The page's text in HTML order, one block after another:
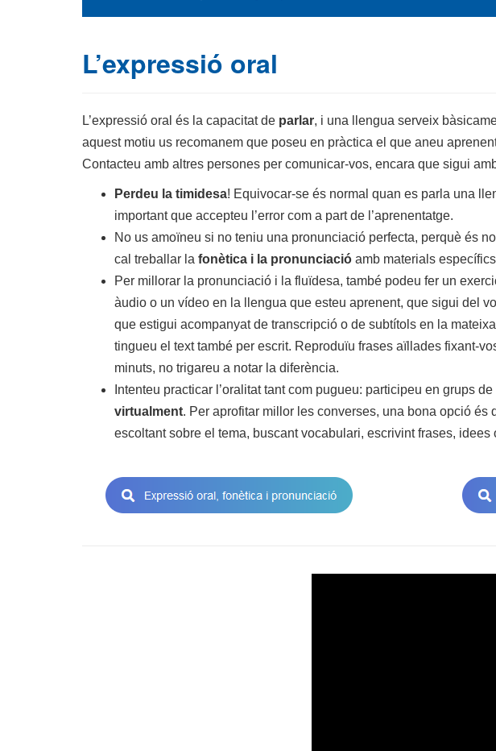
L’expressió oral
L’expressió oral és la capacitat de parlar, i una llengua serveix
aquest motiu us recomanem que poseu en pràctica el que aneu
Contacteu amb altres persones per comunicar-vos, encara que sigui
Perdeu la timidesa! Equivocar-se és normal quan es parla una
important que accepteu l’error com a part de l’aprenentatge.
No us amoïneu si no teniu una pronunciació perfecta, perquè és
cal treballar la fonètica i la pronunciació amb materials
Per millorar la pronunciació i la fluïdesa, també podeu fer un
àudio o un vídeo en la llengua que esteu aprenent, que sigui del
que estigui acompanyat de transcripció o de subtítols en la
tingueu el text també per escrit. Reproduïu frases aïllades fixant-
minuts, no trigareu a notar la diferència.
Intenteu practicar l’oralitat tant com pugueu: participeu en grups
virtualment. Per aprofitar millor les converses, una bona opció
escoltant sobre el tema, buscant vocabulari, escrivint frases, idees